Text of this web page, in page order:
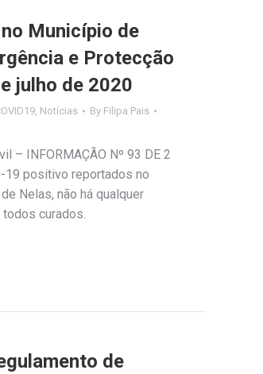
Município de
e Protecção
julho de 2020
Notícias By Filipa Pais
– INFORMAÇÃO Nº 93 DE 2
19 positivo reportados no
Nelas, não há qualquer
curados.
de